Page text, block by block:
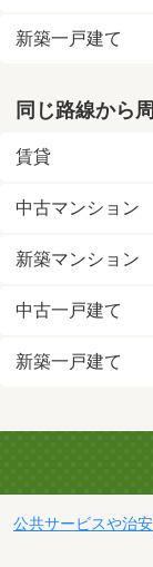
新築一戸建て
同じ路線から
賃貸
中古マンション
新築マンション
中古一戸建て
新築一戸建て
公共サービスや治安